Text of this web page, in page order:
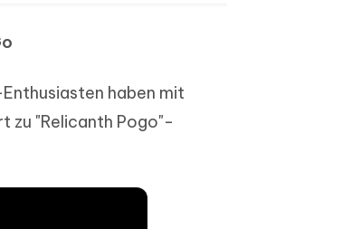
haben mit
zu "Relicanth Pogo"-